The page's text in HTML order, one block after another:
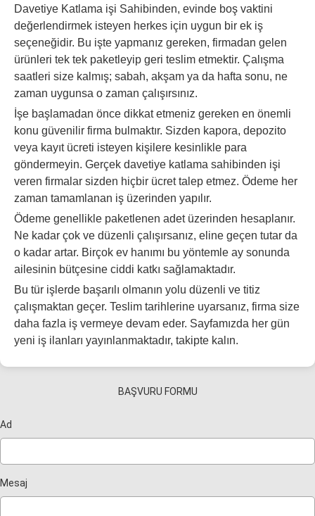
Davetiye Katlama işi Sahibinden, evinde boş vaktini
değerlendirmek isteyen herkes için uygun bir ek iş
seçeneğidir. Bu işte yapmanız gereken, firmadan gelen
ürünleri tek tek paketleyip geri teslim etmektir. Çalışma
saatleri size kalmış; sabah, akşam ya da hafta sonu, ne
zaman uygunsa o zaman çalışırsınız.
İşe başlamadan önce dikkat etmeniz gereken en önemli
konu güvenilir firma bulmaktır. Sizden kapora, depozito
veya kayıt ücreti isteyen kişilere kesinlikle para
göndermeyin. Gerçek davetiye katlama sahibinden işi
veren firmalar sizden hiçbir ücret talep etmez. Ödeme her
zaman tamamlanan iş üzerinden yapılır.
Ödeme genellikle paketlenen adet üzerinden hesaplanır.
Ne kadar çok ve düzenli çalışırsanız, eline geçen tutar da
o kadar artar. Birçok ev hanımı bu yöntemle ay sonunda
ailesinin bütçesine ciddi katkı sağlamaktadır.
Bu tür işlerde başarılı olmanın yolu düzenli ve titiz
çalışmaktan geçer. Teslim tarihlerine uyarsanız, firma size
daha fazla iş vermeye devam eder. Sayfamızda her gün
yeni iş ilanları yayınlanmaktadır, takipte kalın.
BAŞVURU FORMU
Ad
Mesaj